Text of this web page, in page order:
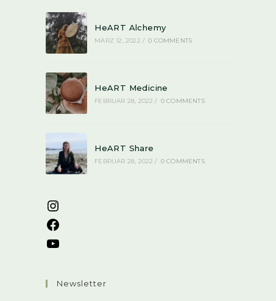
HeART Alchemy
MÄRZ 12, 2022 / 0 COMMENTS
HeART Medicine
FEBRUAR 28, 2022 / 0 COMMENTS
HeART Share
FEBRUAR 28, 2022 / 0 COMMENTS
Newsletter